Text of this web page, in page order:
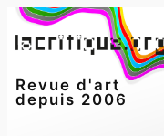
Aller
au
Revue d'art
depuis 2006